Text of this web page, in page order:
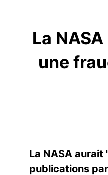
La
une
La NASA
publications